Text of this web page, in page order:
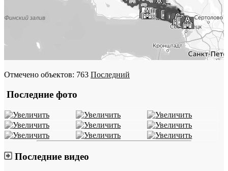
Отмечено объектов: 763 Последний
Последние фото
Последние видео